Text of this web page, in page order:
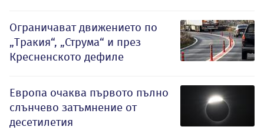
Ограничават движението по
„Тракия“, „Струма“ и през
Кресненското дефиле
Европа очаква първото пълно
слънчево затъмнение от
десетилетия